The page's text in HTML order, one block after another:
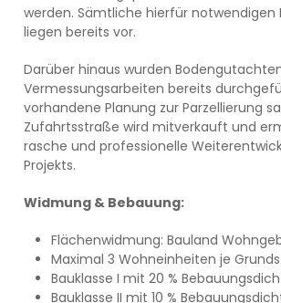
werden. Sämtliche hierfür notwendigen
liegen bereits vor.
Darüber hinaus wurden
Vermessungsarbeiten bereits
vorhandene Planung zur Parzellierung
Zufahrtsstraße wird mitverkauft und
rasche und professionelle
Projekts.
Widmung & Bebauung:
Flächenwidmung: Bauland
Maximal 3 Wohneinheiten je
Bauklasse I mit 20 %
Bauklasse II mit 10 %